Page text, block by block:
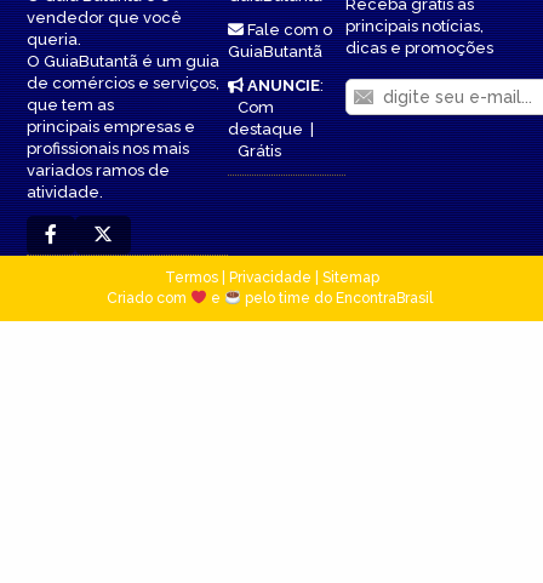
vendedor que você
queria.
O GuiaButantã é um guia
de comércios e serviços,
que tem as
principais empresas e
profissionais nos mais
variados ramos de
atividade.
Fale com o
GuiaButantã
ANUNCIE:
Com
destaque|
Grátis
Receba grátis as
principais notícias,
dicas e promoções
Termos| Privacidade
Sitemap
Criado com
e pelo time do EncontraBrasil